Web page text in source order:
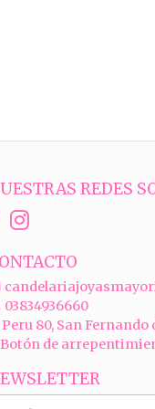
REDES
03834936660
Peru 80, San
Botón de